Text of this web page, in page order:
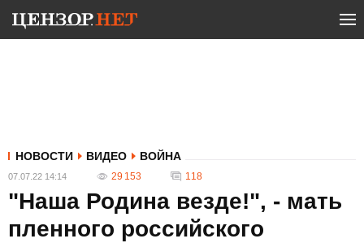
НОВОСТИ ВИДЕО ВОЙНА
07.07.22 14:14 29 153 118
"Наша Родина везде!", - мать
пленного российского